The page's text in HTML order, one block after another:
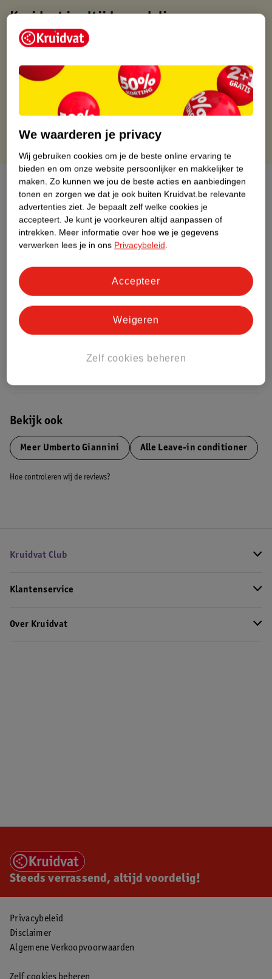
Kruidvat is altijd voordelig
Gratis ophalen in de winkel
Gratis thuisbezorgd vanaf 50.00
Gratis retourneren binnen 30 dagen
Gratis punten met je Kruidvat kaart
Over dit product
Productinformatie
Etiketinformatie
Nature Impact Score
Impact Score.
Meer informatie
Bekijk ook
Meer Umberto Giannini Alle Leave-in conditioner
Hoe controleren wij de reviews?
Kruidvat Club
Klantenservice
Over Kruidvat
Steeds verrassend, altijd voordelig!
Privacybeleid
Disclaimer
Algemene Verkoopvoorwaarden
We waarderen je privacy
Wij gebruiken cookies om je de beste online ervaring te
bieden en om onze website persoonlijker en makkelijker te
maken. Zo kunnen we jou de beste acties en aanbiedingen
tonen en zorgen we dat je ook buiten Kruidvat.be relevante
advertenties ziet. Je bepaalt zelf welke cookies je
accepteert. Je kunt je voorkeuren altijd aanpassen of
intrekken. Meer informatie over hoe we je gegevens
verwerken lees je in ons Privacybeleid.
Zelf cookies beheren
Weigeren
Accepteer